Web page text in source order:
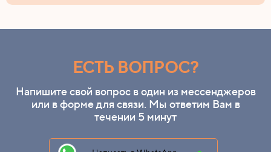
ЕСТЬ ВОПРОС?
Напишите свой вопрос в один из мессенджеров
или в форме для связи. Мы ответим Вам в
течении 5 минут